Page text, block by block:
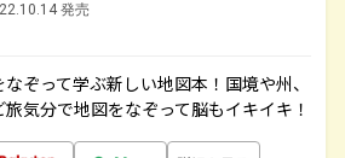
発売
ぞって学ぶ新しい地図本！国境や州、
気分で地図をなぞって脳もイキイキ！